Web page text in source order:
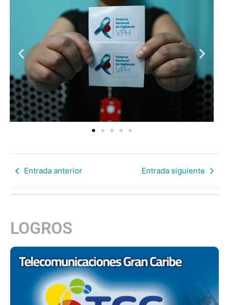
Entrada anterior Entrada siguiente
LOGROS